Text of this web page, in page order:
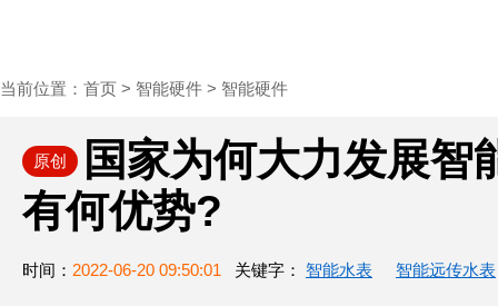
当前位置： 首页 > 智能硬件 > 智能硬件
原创
国家为何大力发展智
有何优势?
时间： 2022-06-20 09:50:01 关键字： 智能水表 智能远传水表